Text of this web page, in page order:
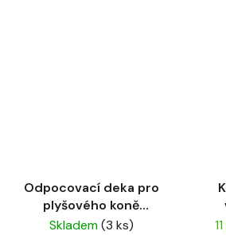
Odpocovací deka pro
plyšového koně
LeMieux Mallow
Skladem(3 ks)